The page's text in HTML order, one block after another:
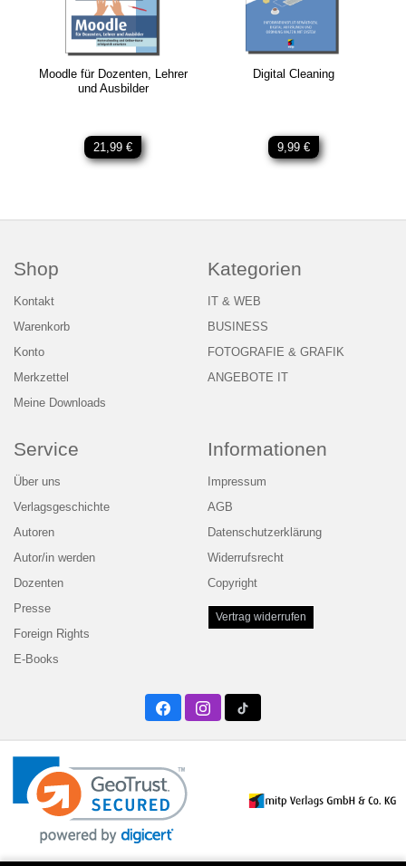
Moodle für Dozenten, Lehrer
und Ausbilder
21,99 €
Digital Cleaning
9,99 €
Shop
Kontakt
Warenkorb
Konto
Merkzettel
Meine Downloads
Kategorien
IT & WEB
BUSINESS
FOTOGRAFIE & GRAFIK
ANGEBOTE IT
Service
Über uns
Verlagsgeschichte
Autoren
Autor/in werden
Dozenten
Presse
Foreign Rights
E-Books
Informationen
Impressum
AGB
Datenschutzerklärung
Widerrufsrecht
Copyright
Vertrag widerrufen
FacebookInstagramTwitter